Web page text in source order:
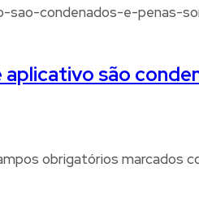
são
obrigatórios marcados